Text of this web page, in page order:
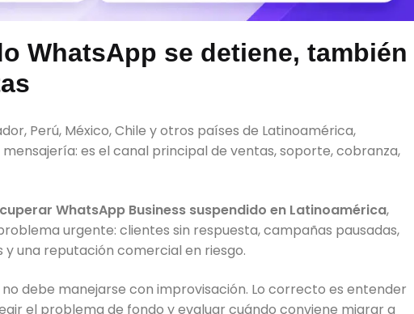
WhatsApp se detiene, también
Perú, México, Chile y otros países de Latinoamérica,
es el canal principal de ventas, soporte, cobranza,
WhatsApp Business suspendido en Latinoamérica,
urgente: clientes sin respuesta, campañas pausadas,
una reputación comercial en riesgo.
no debe manejarse con improvisación. Lo correcto es entender
el problema de fondo y evaluar cuándo conviene migrar a